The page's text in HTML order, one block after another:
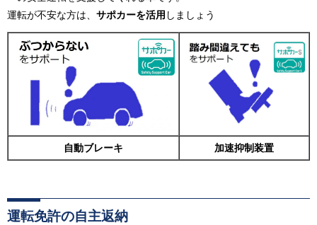
運転が不安な方は、 サポカーを活用 しましょう
自動ブレーキ 加速抑制装置
運転免許の自主返納